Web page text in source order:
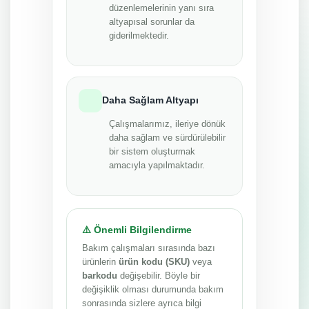
düzenlemelerinin yanı sıra
altyapısal sorunlar da
giderilmektedir.
Daha Sağlam Altyapı
Çalışmalarımız, ileriye dönük
daha sağlam ve sürdürülebilir
bir sistem oluşturmak
amacıyla yapılmaktadır.
⚠️ Önemli Bilgilendirme
Bakım çalışmaları sırasında bazı
ürünlerin ürün kodu (SKU) veya
barkodu değişebilir. Böyle bir
değişiklik olması durumunda bakım
sonrasında sizlere ayrıca bilgi